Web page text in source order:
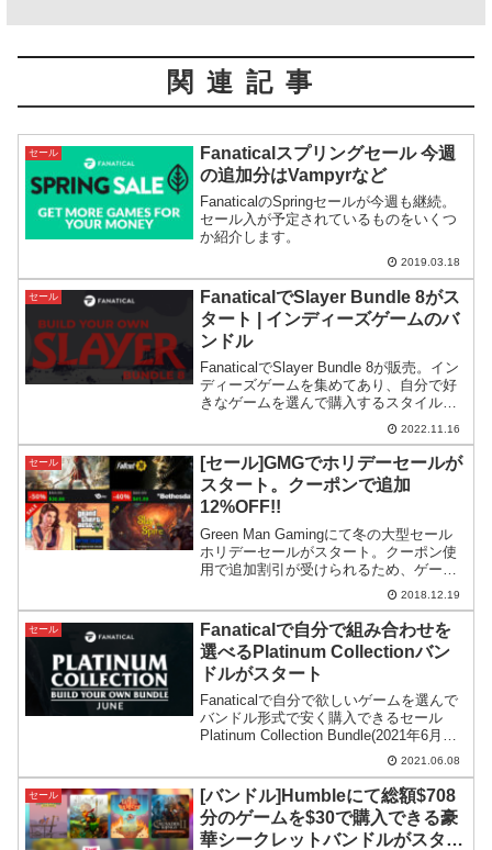
関連記事
セール
Fanaticalスプリングセール 今週
の追加分はVampyrなど
FanaticalのSpringセールが今週も継続。
セール入が予定されているものをいくつ
か紹介します。
2019.03.18
セール
FanaticalでSlayer Bundle 8がス
タート | インディーズゲームのバ
ンドル
FanaticalでSlayer Bundle 8が販売。イン
ディーズゲームを集めてあり、自分で好
きなゲームを選んで購入するスタイルの
2022.11.16
セール
[セール]GMGでホリデーセールが
スタート。クーポンで追加
12%OFF!!
Green Man Gamingにて冬の大型セール
ホリデーセールがスタート。クーポン使
用で追加割引が受けられるため、ゲーム
2018.12.19
セール
Fanaticalで自分で組み合わせを
選べるPlatinum Collectionバン
ドルがスタート
Fanaticalで自分で欲しいゲームを選んで
バンドル形式で安く購入できるセール
Platinum Collection Bundle(2021年6月度)
がスタート。今回はUBIソフトの大型タ
イトルが含まれておりお買い得になって
います。
2021.06.08
セール
[バンドル]Humbleにて総額$708
分のゲームを$30で購入できる豪
華シークレットバンドルがスター